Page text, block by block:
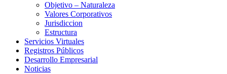
Objetivo – Naturaleza
Valores Corporativos
Jurisdiccion
Estructura
Servicios Virtuales
Registros Públicos
Desarrollo Empresarial
Noticias